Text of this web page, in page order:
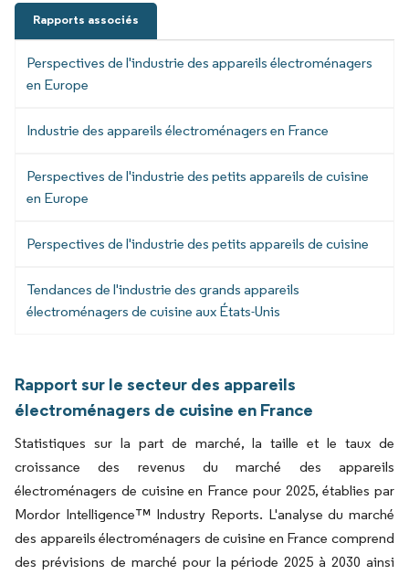
Rapports associés
Perspectives de l'industrie des appareils électroménagers
en Europe
Industrie des appareils électroménagers en France
Perspectives de l'industrie des petits appareils de cuisine
en Europe
Perspectives de l'industrie des petits appareils de cuisine
Tendances de l'industrie des grands appareils
électroménagers de cuisine aux États-Unis
Rapport sur le secteur des appareils
électroménagers de cuisine en France
Statistiques sur la part de marché, la taille et le taux de
croissance des revenus du marché des appareils
électroménagers de cuisine en France pour 2025, établies par
Mordor Intelligence™ Industry Reports. L'analyse du marché
des appareils électroménagers de cuisine en France comprend
des prévisions de marché pour la période 2025 à 2030 ainsi